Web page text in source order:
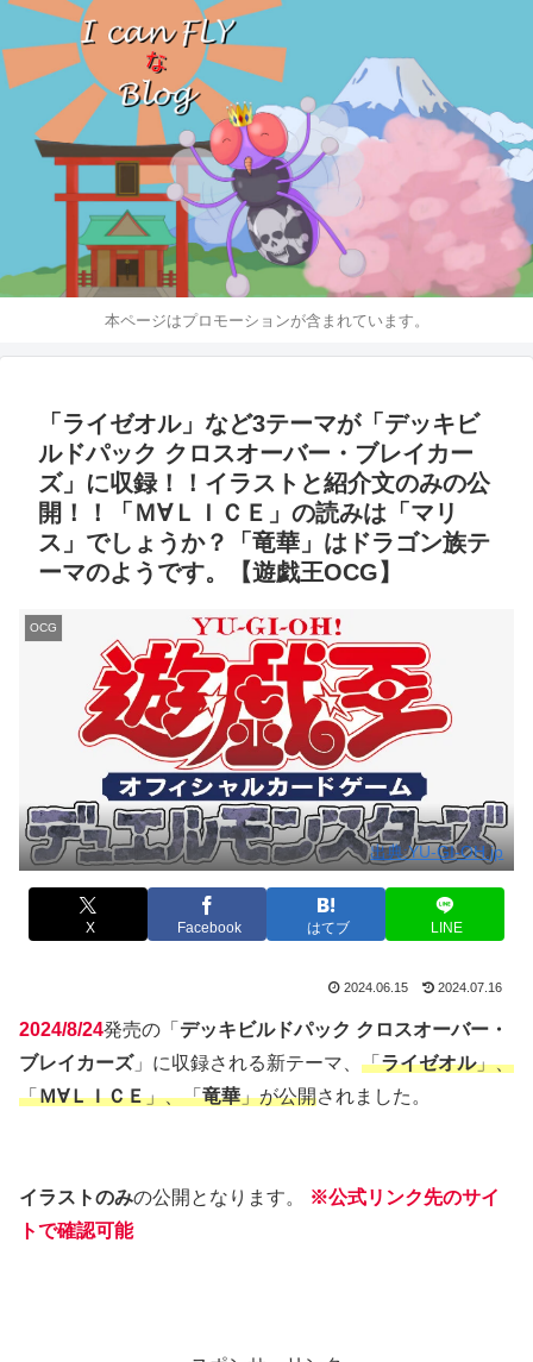
本ページはプロモーションが含まれています。
「ライゼオル」など3テーマが「デッキビ
ルドパック クロスオーバー・ブレイカー
ズ」に収録！！イラストと紹介文のみの公
開！！「Ｍ∀ＬＩＣＥ」の読みは「マリ
ス」でしょうか？「竜華」はドラゴン族テ
ーマのようです。【遊戯王OCG】
OCG
出典:YU-GI-OH.jp
X Facebook はてブ LINE
2024.06.15 2024.07.16
2024/8/24発売の「 デッキビルドパック クロスオーバー・
ブレイカーズ」に収録される新テーマ、 「ライゼオル」、
「Ｍ∀ＬＩＣＥ」、「竜華」が公開されました。
イラストのみの公開となります。
※公式リンク先のサイ
トで確認可能